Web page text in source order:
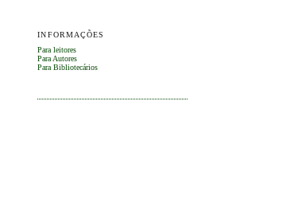
INFORMAÇÕES
Para leitores
Para Autores
Para Bibliotecários